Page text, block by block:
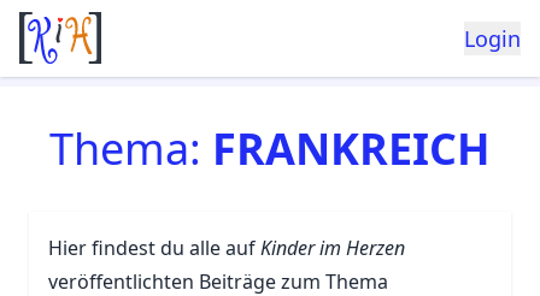
Login
Thema: FRANKREICH
Hier findest du alle aufKinder im Herzen
veröffentlichten Beiträge zum Thema